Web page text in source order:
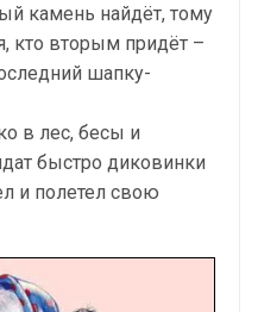
камень найдёт, тому
кто вторым придёт –
шапку-
в лес, бесы и
быстро диковинки
и полетел свою